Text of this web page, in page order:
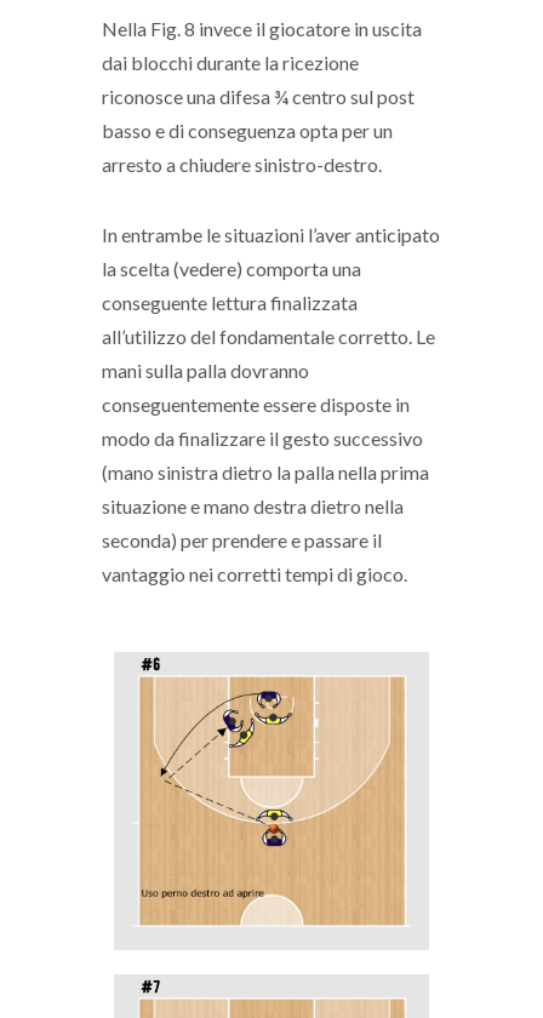
Nella Fig. 8 invece il giocatore in uscita
dai blocchi durante la ricezione
riconosce una difesa ¾ centro sul post
basso e di conseguenza opta per un
arresto a chiudere sinistro-destro.
In entrambe le situazioni l’aver anticipato
la scelta (vedere) comporta una
conseguente lettura finalizzata
all’utilizzo del fondamentale corretto. Le
mani sulla palla dovranno
conseguentemente essere disposte in
modo da finalizzare il gesto successivo
(mano sinistra dietro la palla nella prima
situazione e mano destra dietro nella
seconda) per prendere e passare il
vantaggio nei corretti tempi di gioco.